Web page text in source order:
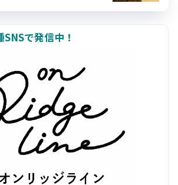
で発信中！